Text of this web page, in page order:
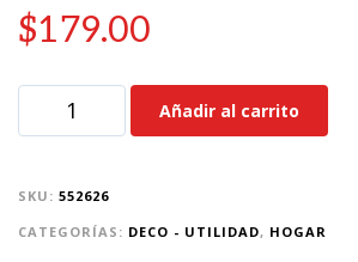
$179.00
Añadir al carrito
SKU: 552626
CATEGORÍAS: DECO - UTILIDAD, HOGAR